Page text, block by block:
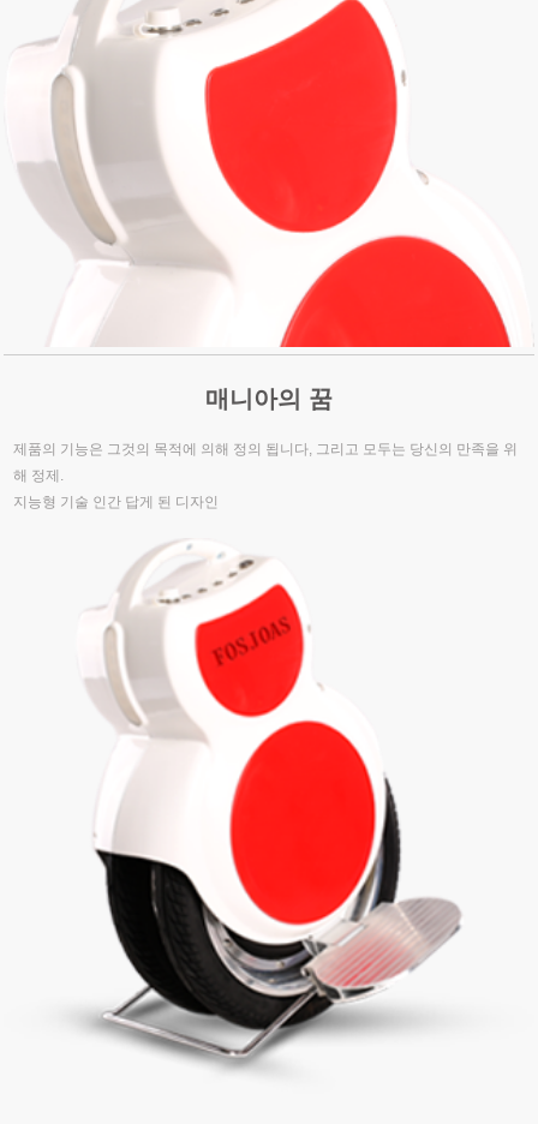
매니아의 꿈
제품의 기능은 그것의 목적에 의해 정의 됩니다, 그리고 모두는 당신의 만족을 위
해 정제.
지능형 기술 인간 답게 된 디자인